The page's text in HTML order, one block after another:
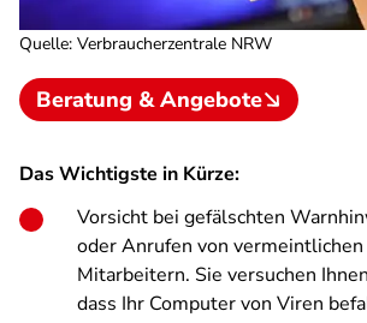
Quelle: Verbraucherzentrale NRW
Beratung & Angebote
Das Wichtigste in Kürze:
Vorsicht bei gefälschten
oder Anrufen von
Mitarbeitern. Sie versuchen
dass Ihr Computer von Viren